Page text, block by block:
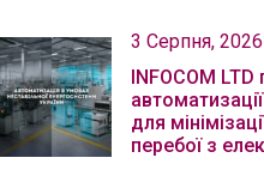
3 Серпня, 2026
INFOCOM
для
перебої з